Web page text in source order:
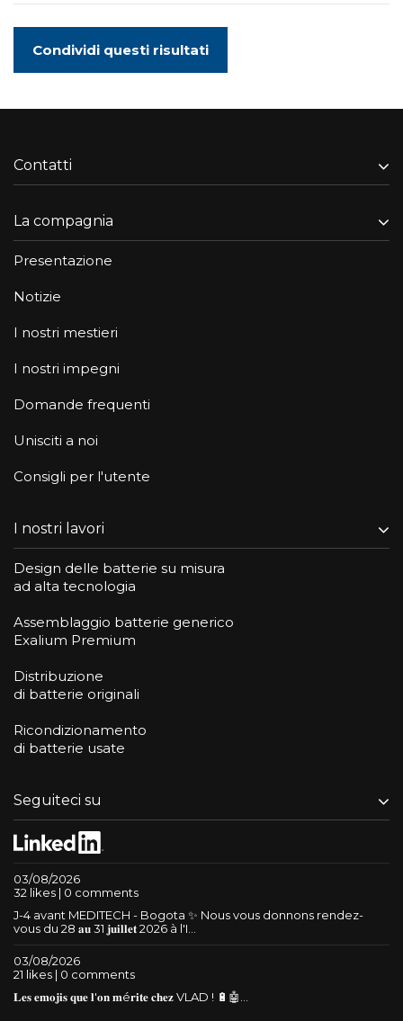
Condividi questi risultati
Contatti
La compagnia
Presentazione
Notizie
I nostri mestieri
I nostri impegni
Domande frequenti
Unisciti a noi
Consigli per l'utente
I nostri lavori
Design delle batterie su misura
ad alta tecnologia
Assemblaggio batterie generico
Exalium Premium
Distribuzione
di batterie originali
Ricondizionamento
di batterie usate
Seguiteci su
03/08/2026
32 likes | 0 comments
J-4 avant MEDITECH - Bogota ✨ Nous vous donnons rendez-
vous du 28 𝐚𝐮 31 𝐣𝐮𝐢𝐥𝐥𝐞𝐭 2026 à l'I...
03/08/2026
21 likes | 0 comments
𝐋𝐞𝐬 𝐞𝐦𝐨𝐣𝐢𝐬 𝐪𝐮𝐞 𝐥'𝐨𝐧 𝐦é𝐫𝐢𝐭𝐞 𝐜𝐡𝐞𝐳 VLAD ! 🔋🤖...